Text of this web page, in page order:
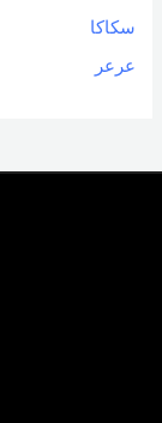
سكاكا
عرعر